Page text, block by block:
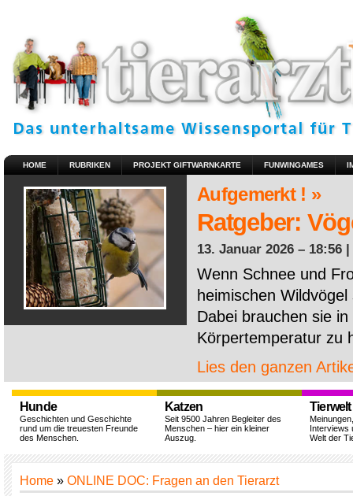
HOME RUBRIKEN PROJEKT GIFTWARNKARTE FUNWINGAMES
Aufgemerkt ! »
Ratgeber:
13. Januar 2026 – 18:56 |
Wenn Schnee und
heimischen
Dabei brauchen sie
Körpertemperatur zu
Lies den ganzen
Hunde
Geschichten und Geschichte
rund um die treuesten Freunde
des Menschen.
Katzen
Seit 9500 Jahren Begleiter des
Menschen – hier ein kleiner
Auszug.
Tierwelt
Interviews
Welt der
Home » ONLINE DOC: Fragen an den Tierarzt